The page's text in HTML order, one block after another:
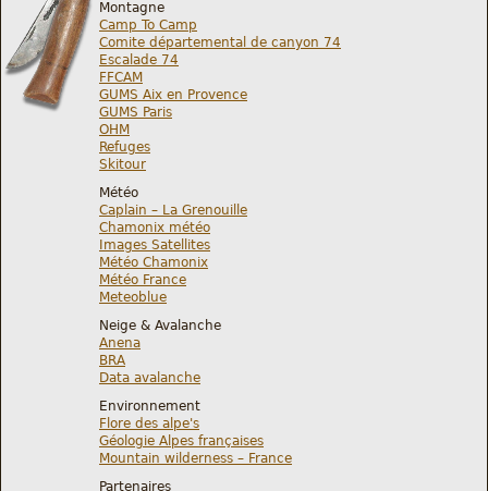
Montagne
Camp To Camp
Comite départemental de canyon 74
Escalade 74
FFCAM
GUMS Aix en Provence
GUMS Paris
OHM
Refuges
Skitour
Météo
Caplain – La Grenouille
Chamonix météo
Images Satellites
Météo Chamonix
Météo France
Meteoblue
Neige & Avalanche
Anena
BRA
Data avalanche
Environnement
Flore des alpe's
Géologie Alpes françaises
Mountain wilderness – France
Partenaires